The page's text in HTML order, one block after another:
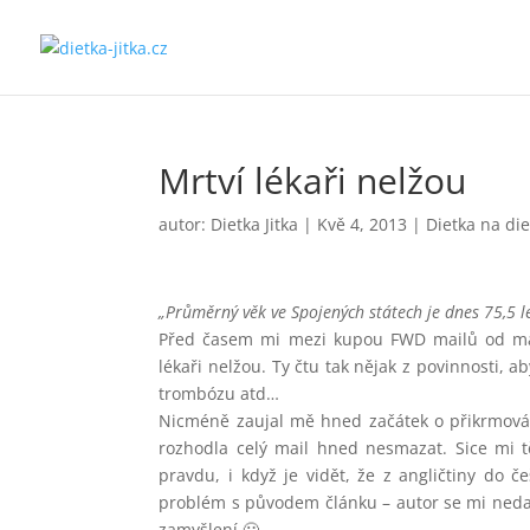
Mrtví lékaři nelžou
autor: Dietka Jitka | Kvě 4, 2013 | Dietka na
„Průměrný věk ve Spojených státech je dnes
Před časem mi mezi kupou FWD mailů od
lékaři nelžou. Ty čtu tak nějak z povinnosti,
trombózu atd…
Nicméně zaujal mě hned začátek o
rozhodla celý mail hned nesmazat. Sice mi
pravdu, i když je vidět, že z angličtiny do
problém s původem článku – autor se mi